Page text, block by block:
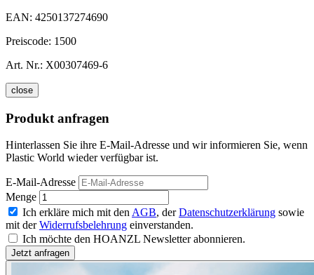
EAN: 4250137274690
Preiscode: 1500
Art. Nr.: X00307469-6
close
Produkt anfragen
Hinterlassen Sie ihre E-Mail-Adresse und wir informieren Sie, wenn
Plastic World wieder verfügbar ist.
E-Mail-Adresse
Menge
Ich erkläre mich mit den AGB, derDatenschutzerklärung sowie
mit derWiderrufsbelehrung einverstanden.
Ich möchte den HOANZL Newsletter abonnieren.